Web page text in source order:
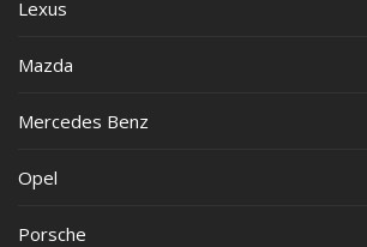
Lexus
Mazda
Mercedes Benz
Opel
Porsche